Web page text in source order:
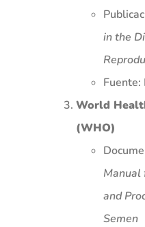
in the
Fuente:
World
(WHO)
Manual
and
Semen